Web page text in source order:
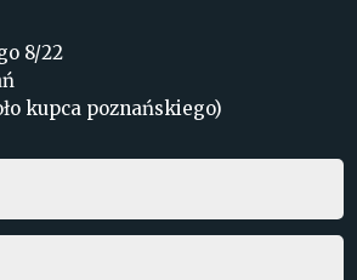
8/22
kupca poznańskiego)